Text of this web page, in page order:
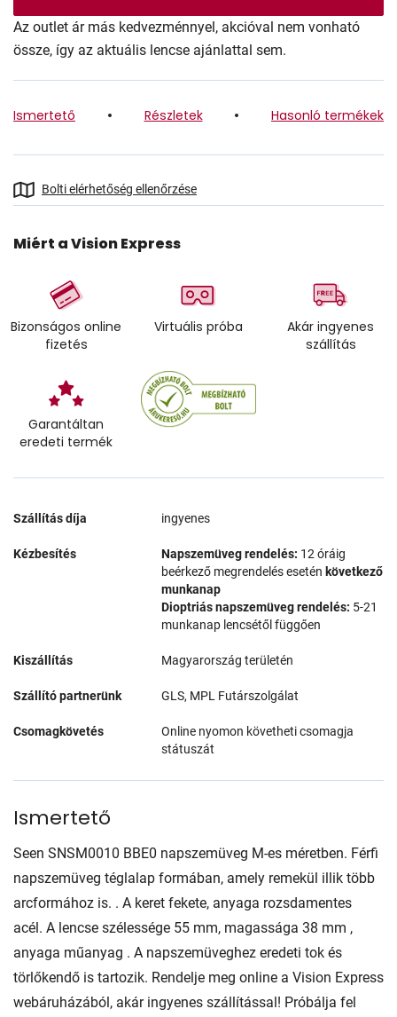
Az outlet ár más kedvezménnyel, akcióval nem vonható
össze, így az aktuális lencse ajánlattal sem.
Ismertető Részletek Hasonló termékek
Bolti elérhetőség ellenőrzése
Miért a Vision Express
Bizonságos online
fizetés
Virtuális próba
Akár ingyenes
szállítás
Garantáltan
eredeti termék
Szállítás díja ingyenes
Kézbesítés Napszemüveg rendelés: 12 óráig
beérkező megrendelés esetén következő
munkanap
Dioptriás napszemüveg rendelés: 5-21
munkanap lencsétől függően
Kiszállítás Magyarország területén
Szállító partnerünk GLS, MPL Futárszolgálat
Csomagkövetés
Online nyomon követheti csomagja
státuszát
Ismertető
Seen SNSM0010 BBE0 napszemüveg M-es méretben. Férfi
napszemüveg téglalap formában, amely remekül illik több
arcformához is. . A keret fekete, anyaga rozsdamentes
acél. A lencse szélessége 55 mm, magassága 38 mm ,
anyaga műanyag . A napszemüveghez eredeti tok és
törlőkendő is tartozik. Rendelje meg online a Vision Express
webáruházából, akár ingyenes szállítással! Próbálja fel